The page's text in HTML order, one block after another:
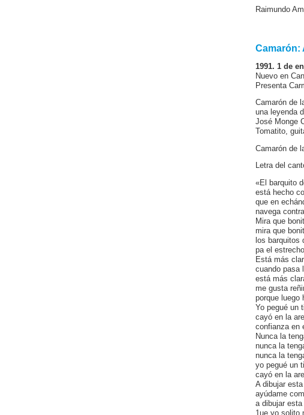
Raimundo
Camarón:
1991. 1 de
Nuevo en
Presenta
Camarón de
una leyenda
José Monge
Tomatito,
Camarón de
Letra del
«El barquito
está hecho
que en
navega
Mira que
mira que
los barquitos
pa el
Está más
cuando pasa
está más
me gusta
porque luego
Yo pegué un
cayó en la
confianza en
Nunca la
nunca la
nunca la
yo pegué un
cayó en la
A dibujar
ayúdame
a dibujar esta
1ue yo solito